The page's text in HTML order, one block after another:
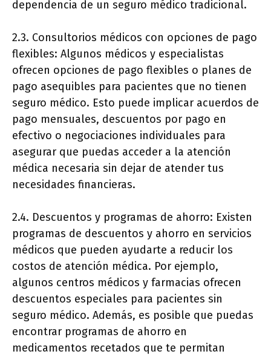
dependencia de un seguro médico tradicional.
2.3. Consultorios médicos con opciones de pago
flexibles: Algunos médicos y especialistas
ofrecen opciones de pago flexibles o planes de
pago asequibles para pacientes que no tienen
seguro médico. Esto puede implicar acuerdos de
pago mensuales, descuentos por pago en
efectivo o negociaciones individuales para
asegurar que puedas acceder a la atención
médica necesaria sin dejar de atender tus
necesidades financieras.
2.4. Descuentos y programas de ahorro: Existen
programas de descuentos y ahorro en servicios
médicos que pueden ayudarte a reducir los
costos de atención médica. Por ejemplo,
algunos centros médicos y farmacias ofrecen
descuentos especiales para pacientes sin
seguro médico. Además, es posible que puedas
encontrar programas de ahorro en
medicamentos recetados que te permitan